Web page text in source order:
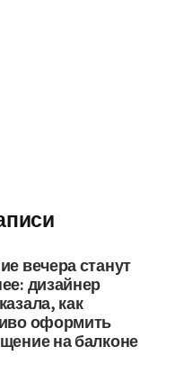
вечера станут
дизайнер
как
оформить
на балконе